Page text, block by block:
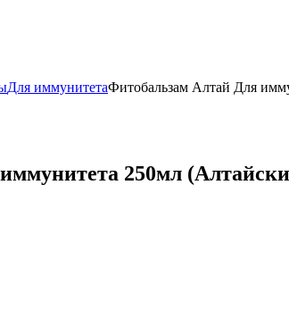
Для иммунитетаФитобальзам Алтай Для
250мл